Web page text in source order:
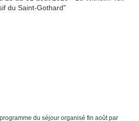
du séjour organisé fin août par